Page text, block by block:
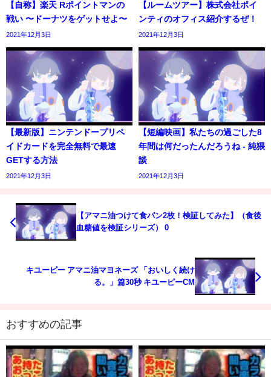
【自称】楽天 Rポイントマンの
戦い 〜ドーナツをゲットせよ〜
2021年12月3日
【ルームツアー】株式会社ポイ
ンティのオフィス紹介するぜ！
2021年12月3日
【最新版】ニンテンドープリペ
イドカードを完全無料で最速
GETする方法
2021年12月3日
【短編映画】私たちの過ごした8
年間は何だったんだろうね - 純猥
談
2021年12月3日
【アマニ油つけて食パン2枚！検証してみた】（食後
血糖値を検証シリーズ） 0
キユーピー アマニ油マヨネーズ 「おいしく続け
る。」篇30秒 キユーピーCM
おすすめの記事